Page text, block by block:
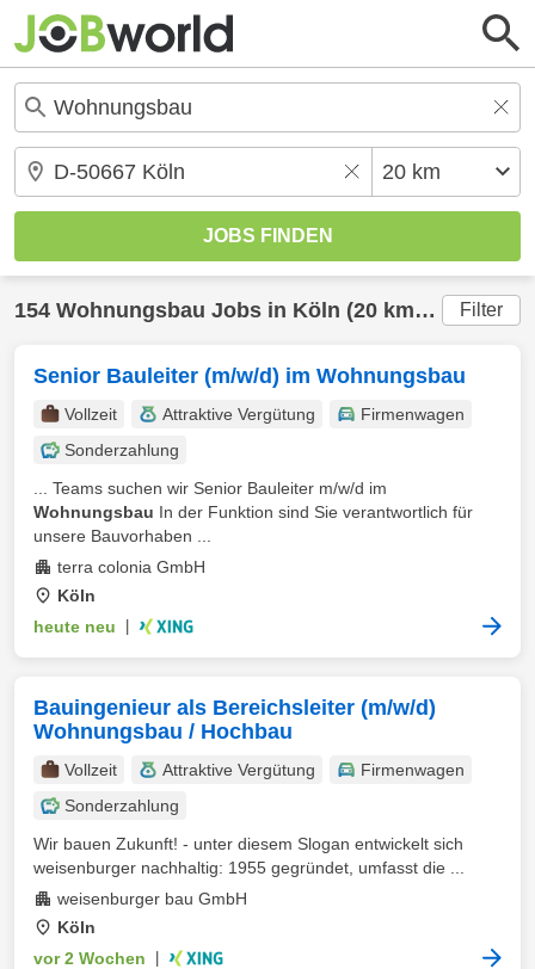
154 Wohnungsbau Jobs in Köln (20 km) gefunden Filter
Senior Bauleiter (m/w/d) im Wohnungsbau
Vollzeit Attraktive Vergütung
Firmenwagen
Sonderzahlung
... Teams suchen wir Senior Bauleiter m/w/d im
Wohnungsbau In der Funktion sind Sie verantwortlich für
unsere Bauvorhaben ...
terra colonia GmbH
Köln
heute neu
Bauingenieur als Bereichsleiter (m/w/d)
Wohnungsbau / Hochbau
Vollzeit Attraktive Vergütung
Firmenwagen
Sonderzahlung
Wir bauen Zukunft! - unter diesem Slogan entwickelt sich
weisenburger nachhaltig: 1955 gegründet, umfasst die ...
weisenburger bau GmbH
Köln
vor 2 Wochen